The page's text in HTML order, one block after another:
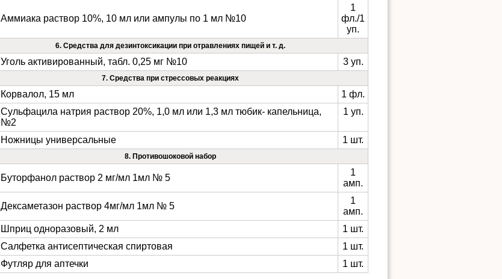
Аммиака раствор 10%, 10 мл или ампулы по 1 мл №10
1
фл./1
уп.
6. Средства для дезинтоксикации при отравлениях пищей и т. д.
Уголь активированный, табл. 0,25 мг №10 3 уп.
7. Средства при стрессовых реакциях
Корвалол, 15 мл
1 фл.
Сульфацила натрия раствор 20%, 1,0 мл или 1,3 мл тюбик- капельница,
№2
1 уп.
Ножницы универсальные 1 шт.
8. Противошоковой набор
Буторфанол раствор 2 мг/мл 1мл № 5
1
амп.
Дексаметазон раствор 4мг/мл 1мл № 5
1
амп.
Шприц одноразовый, 2 мл
1 шт.
Салфетка антисептическая спиртовая
1 шт.
Футляр для аптечки 1 шт.